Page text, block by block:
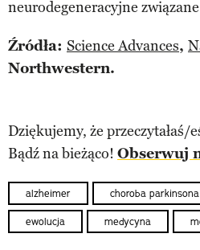
neurodegeneracyjne
Źródła: Science Advances,
Northwestern.
Dziękujemy, że przeczytałaś/
Bądź na bieżąco! Obserwuj
alzheimer choroba parkinsona
ewolucja medycyna